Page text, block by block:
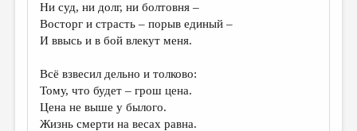
КОНКУРСЫ
ДЕТСКАЯ КОМНАТА
ОБЗОР ЛИТЕРАТУРЫ
СТРАНИЦЫ ПАМЯТИ
Ни суд, ни долг, ни болтовня –
Восторг и страсть – порыв единый –
И ввысь и в бой влекут меня.
Всё взвесил дельно и толково:
Тому, что будет – грош цена.
Цена не выше у былого.
Жизнь смерти на весах равна.